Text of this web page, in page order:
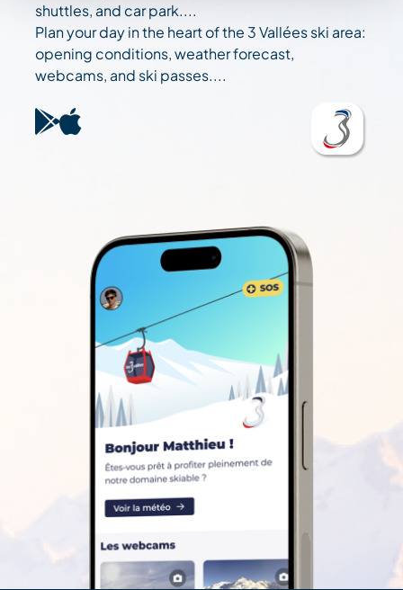
shuttles, and car park....
Plan your day in the heart of the 3 Vallées ski area:
opening conditions, weather forecast,
webcams, and ski passes....